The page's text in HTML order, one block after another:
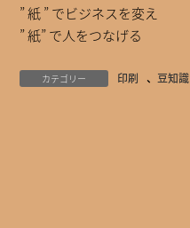
” 紙 ” でビジネスを変え
” 紙” で人をつなげる
カテゴリー 印刷 、 豆知識